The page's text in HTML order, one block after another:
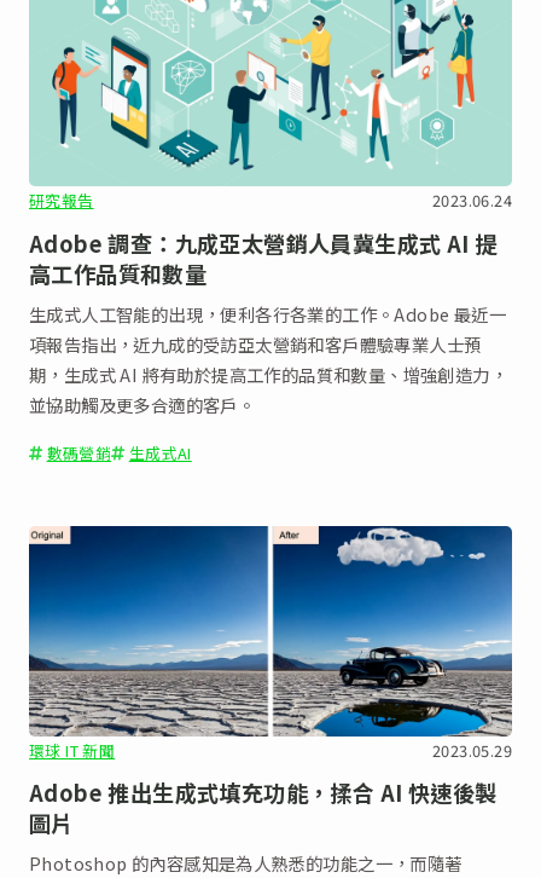
研究報告 2023.06.24
Adobe 調查：九成亞太營銷人員冀生成式 AI 提
高工作品質和數量
生成式人工智能的出現，便利各行各業的工作。Adobe 最近一
項報告指出，近九成的受訪亞太營銷和客戶體驗專業人士預
期，生成式 AI 將有助於提高工作的品質和數量、增強創造力，
並協助觸及更多合適的客戶。
數碼營銷 生成式AI
環球 IT 新聞 2023.05.29
Adobe 推出生成式填充功能，揉合 AI 快速後製
圖片
Photoshop 的內容感知是為人熟悉的功能之一，而隨著